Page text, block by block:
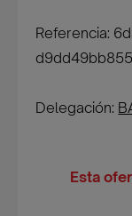
Referencia:
Delegación:
Esta